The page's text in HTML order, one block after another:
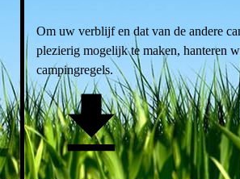
Om uw verblijf en dat van de andere
plezierig mogelijk te maken, hanteren
campingregels.